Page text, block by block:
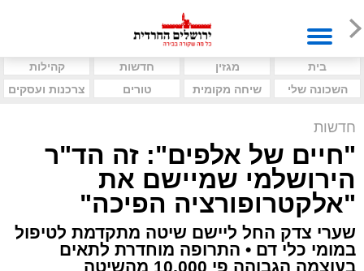
בית מגזין חדשות
קהילות
השכונה שלי
שיחה מקומית טורים צרכנות ועסקים
חדשות
"חיים של אלפים": זה הד"ר
הירושלמי שמיישם את
"אלקטרופורציה הפיכה"
שערי צדק החל ליישם שיטה מתקדמת לטיפול
במומי כלי דם • התרופה מוחדרת לתאים
בעוצמה הגבוהה פי 10,000 מהשיטה